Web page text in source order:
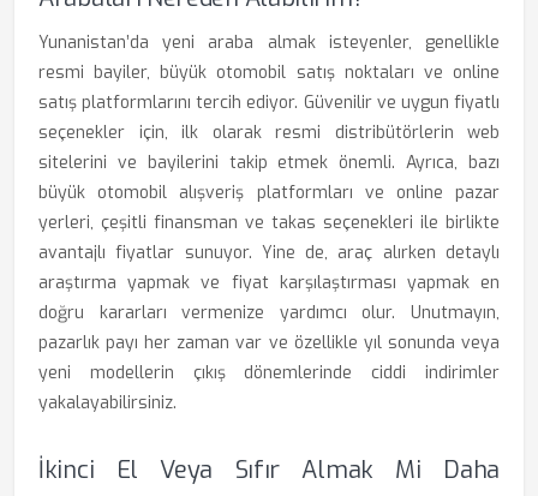
Yunanistan’da yeni araba almak isteyenler, genellikle
resmi bayiler, büyük otomobil satış noktaları ve online
satış platformlarını tercih ediyor. Güvenilir ve uygun fiyatlı
seçenekler için, ilk olarak resmi distribütörlerin web
sitelerini ve bayilerini takip etmek önemli. Ayrıca, bazı
büyük otomobil alışveriş platformları ve online pazar
yerleri, çeşitli finansman ve takas seçenekleri ile birlikte
avantajlı fiyatlar sunuyor. Yine de, araç alırken detaylı
araştırma yapmak ve fiyat karşılaştırması yapmak en
doğru kararları vermenize yardımcı olur. Unutmayın,
pazarlık payı her zaman var ve özellikle yıl sonunda veya
yeni modellerin çıkış dönemlerinde ciddi indirimler
yakalayabilirsiniz.
İkinci El Veya Sıfır Almak Mi Daha